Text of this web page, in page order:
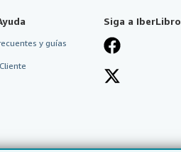
y guías
Siga a IberLibro